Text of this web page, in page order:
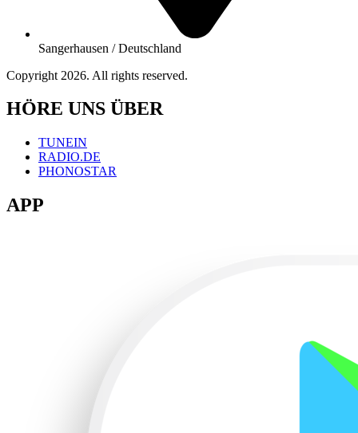
Sangerhausen / Deutschland
Copyright 2026. All rights reserved.
HÖRE UNS ÜBER
TUNEIN
RADIO.DE
PHONOSTAR
APP